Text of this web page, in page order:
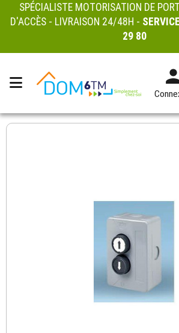
SPÉCIALISTE MOTORISATION DE
D'ACCÈS - LIVRAISON 24/48H -
29 80